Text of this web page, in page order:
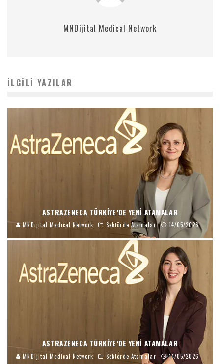
MNDijital Medical Network
İLGILI YAZILAR
ASTRAZENECA TÜRKIYE’DE YENI ATAMALAR
MNDijital Medical Network Sektörde Atamalar 14/05/2026
ASTRAZENECA TÜRKIYE’DE YENI ATAMALAR
MNDijital Medical Network Sektörde Atamalar 14/05/2026